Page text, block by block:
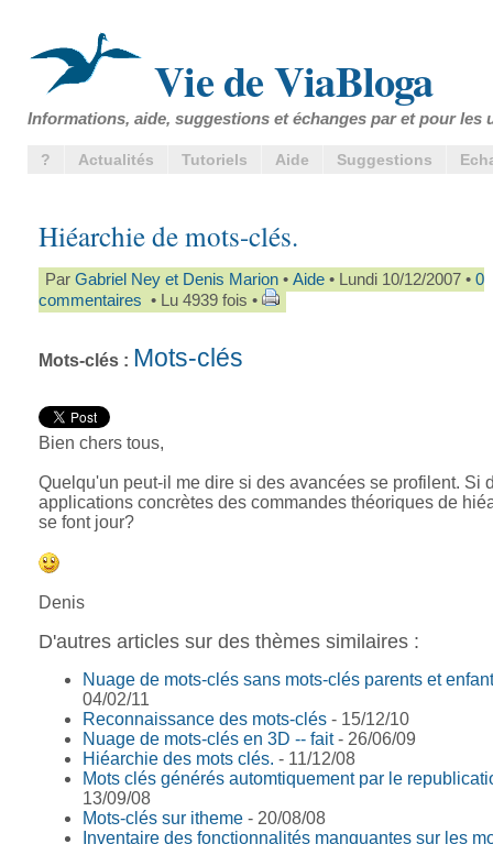
Vie de ViaBloga
Informations, aide, suggestions et échanges par et pour les
? Actualités Tutoriels Aide Suggestions
Hiéarchie de mots-clés.
Par Gabriel Ney et Denis Marion • Aide • Lundi 10/12/2007 • 0
commentaires • Lu 4939 fois •
Mots-clés : Mots-clés
Bien chers tous,
Quelqu'un peut-il me dire si des avancées se profilent. Si
applications concrètes des commandes théoriques de
se font jour?
Denis
D'autres articles sur des thèmes similaires :
Nuage de mots-clés sans mots-clés parents et
04/02/11
Reconnaissance des mots-clés - 15/12/10
Nuage de mots-clés en 3D -- fait- 26/06/09
Hiéarchie des mots clés. - 11/12/08
Mots clés générés automtiquement par le
13/09/08
Mots-clés sur itheme - 20/08/08
Inventaire des fonctionnalités manquantes sur les